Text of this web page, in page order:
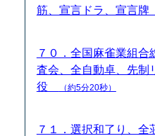
筋、宣言ドラ、宣言牌
７０．全国麻雀業組
査会、全自動卓、先制
役
（約5分20秒）
７１．選択和了り、全